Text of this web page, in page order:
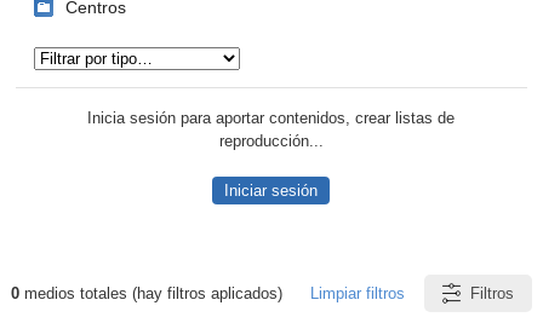
Centros
Inicia sesión para aportar contenidos, crear listas de
reproducción...
Iniciar sesión
Resultados de: gritar
0medios totales (hay filtros aplicados) Limpiar filtros Filtros